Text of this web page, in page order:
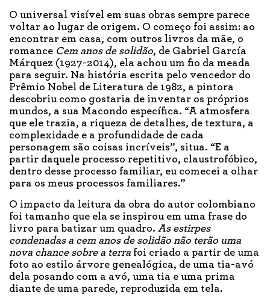
O universal visível em suas obras sempre parece
voltar ao lugar de origem. O começo foi assim: ao
encontrar em casa, com outros livros da mãe, o
romance Cem anos de solidão, de Gabriel García
Márquez (1927-2014), ela achou um fio da meada
para seguir. Na história escrita pelo vencedor do
Prêmio Nobel de Literatura de 1982, a pintora
descobriu como gostaria de inventar os próprios
mundos, a sua Macondo específica. “A atmosfera
que ele trazia, a riqueza de detalhes, de textura, a
complexidade e a profundidade de cada
personagem são coisas incríveis”, situa. “E a
partir daquele processo repetitivo, claustrofóbico,
dentro desse processo familiar, eu comecei a olhar
para os meus processos familiares.”
O impacto da leitura da obra do autor colombiano
foi tamanho que ela se inspirou em uma frase do
livro para batizar um quadro. As estirpes
condenadas a cem anos de solidão não terão uma
nova chance sobre a terra foi criado a partir de uma
foto ao estilo árvore genealógica, de uma tia-avó
dela posando com a avó, uma tia e uma prima
diante de uma parede, reproduzida em tela.